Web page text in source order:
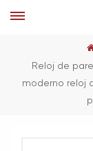
Reloj de
moderno reloj